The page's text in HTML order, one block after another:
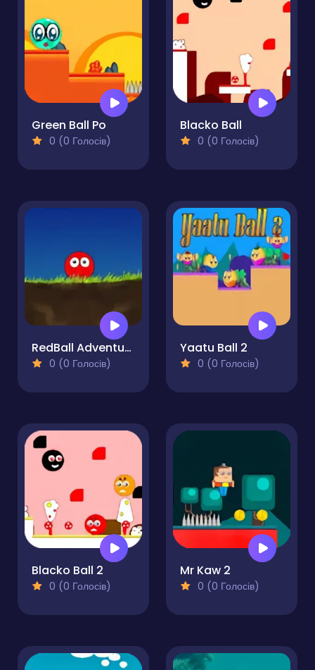
Green Ball Po
0 (0 Голосів)
Blacko Ball
0 (0 Голосів)
RedBall Adventure
0 (0 Голосів)
Yaatu Ball 2
0 (0 Голосів)
Blacko Ball 2
0 (0 Голосів)
Mr Kaw 2
0 (0 Голосів)